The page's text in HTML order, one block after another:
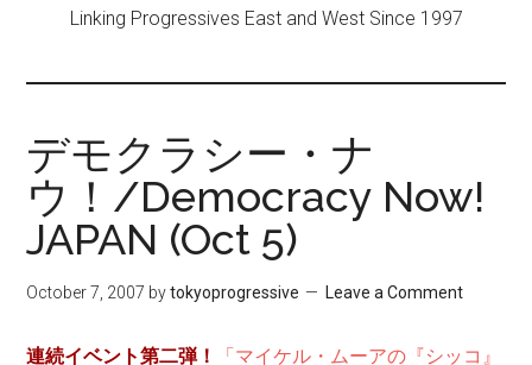
Linking Progressives East and West Since 1997
デモクラシー・ナ
ウ！/Democracy Now!
JAPAN (Oct 5)
October 7, 2007 bytokyoprogressive Leave a Comment
連続イベント第二弾！
「マイケル・ムーアの『シッコ』